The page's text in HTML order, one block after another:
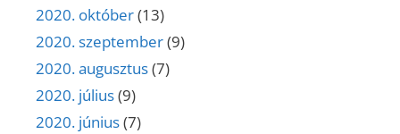
2020. október(13)
2020. szeptember(9)
2020. augusztus(7)
2020. július(9)
2020. június(7)